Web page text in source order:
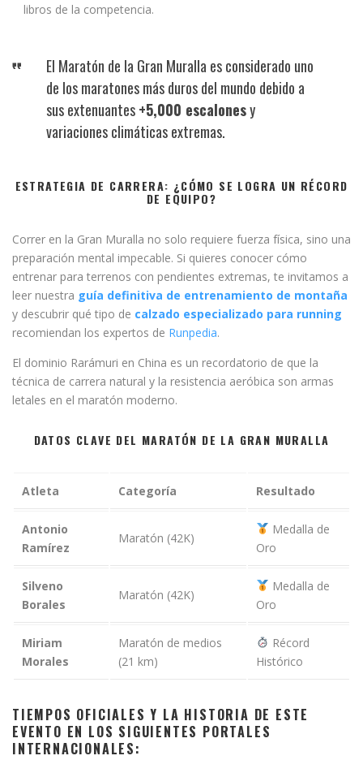
libros de la competencia.
El Maratón de la Gran Muralla es considerado uno
de los maratones más duros del mundo debido a
sus extenuantes+5,000 escalonesy
variaciones climáticas extremas.
ESTRATEGIA DE CARRERA: ¿CÓMO SE LOGRA UN RÉCORD
DE EQUIPO?
Correr en la Gran Muralla no solo requiere fuerza física, sino una
preparación mental impecable. Si quieres conocer cómo
entrenar para terrenos con pendientes extremas, te invitamos a
leer nuestra guía definitiva de entrenamiento de montaña
y descubrir qué tipo de calzado especializado para running
recomiendan los expertos de Runpedia.
El dominio Rarámuri en China es un recordatorio de que la
técnica de carrera natural y la resistencia aeróbica son armas
letales en el maratón moderno.
DATOS CLAVE DEL MARATÓN DE LA GRAN MURALLA
Atleta Categoría Resultado
Antonio
Ramírez
Maratón (42K)
Medalla de
Oro
Silveno
Borales
Maratón (42K)
Medalla de
Oro
Miriam
Morales
Maratón de medios
(21 km)
Récord
Histórico
TIEMPOS OFICIALES Y LA HISTORIA DE ESTE
EVENTO EN LOS SIGUIENTES PORTALES
INTERNACIONALES: